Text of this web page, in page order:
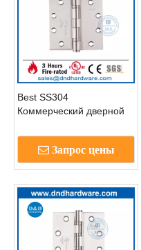
Best SS304
Коммерческий дверной
UL-DDSSS002-FR-
4.5x4,5x3Запрос цены